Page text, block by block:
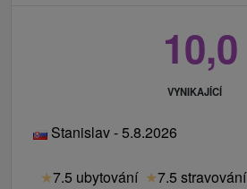
10,0
VYNIKAJÍCÍ
Stanislav - 5.8.2026
★7.5 ubytování ★7.5 stravování